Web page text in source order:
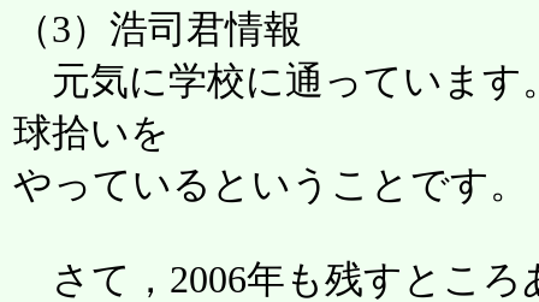
（3）浩司君情報
元気に学校に通っています
球拾いを
やっているということです。
さて，2006年も残すとこ